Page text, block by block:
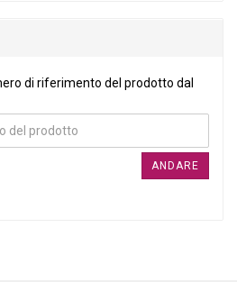
NUMERO DI RIFERIMENTO DEL
di riferimento del prodotto dal
ANDARE